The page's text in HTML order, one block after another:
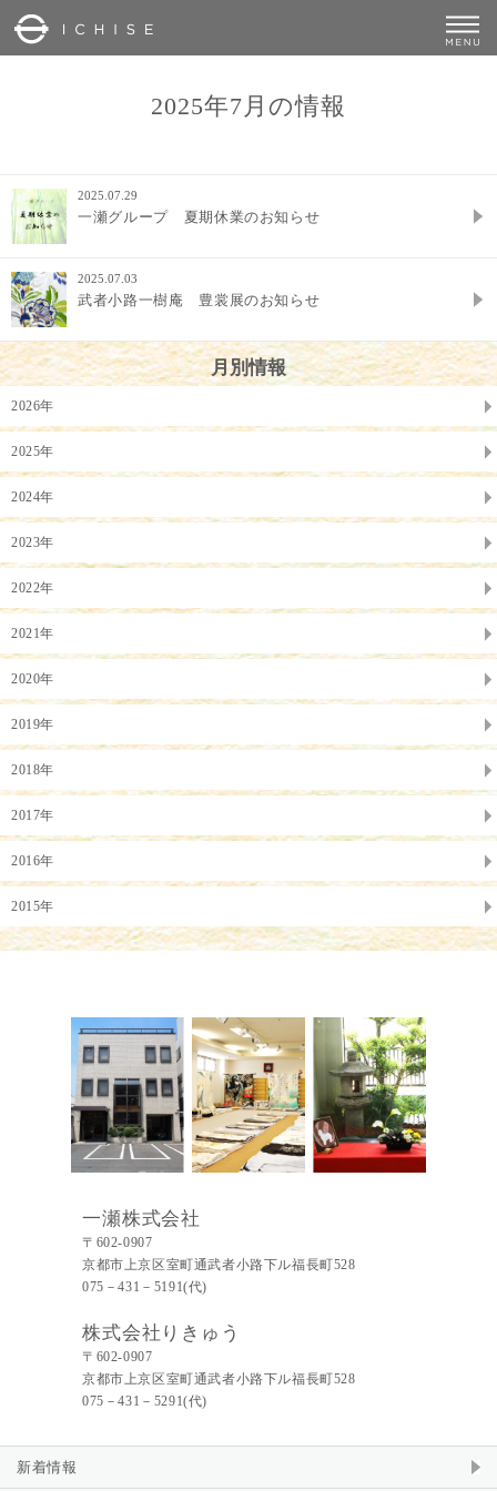
2025年7月の情報
2025.07.29
一瀬グループ 夏期休業のお知らせ
2025.07.03
武者小路一樹庵 豊裳展のお知らせ
月別情報
2026年
2025年
2024年
2023年
2022年
2021年
2020年
2019年
2018年
2017年
2016年
2015年
一瀬株式会社
〒602-0907
京都市上京区室町通武者小路下ル福長町528
075－431－5191(代)
株式会社りきゅう
〒602-0907
京都市上京区室町通武者小路下ル福長町528
075－431－5291(代)
新着情報